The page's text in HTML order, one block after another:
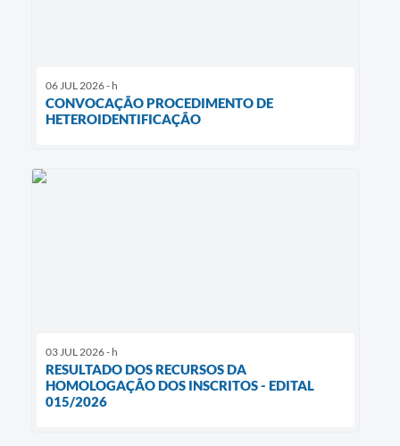
06 JUL 2026 - h
CONVOCAÇÃO PROCEDIMENTO DE
HETEROIDENTIFICAÇÃO
03 JUL 2026 - h
RESULTADO DOS RECURSOS DA
HOMOLOGAÇÃO DOS INSCRITOS - EDITAL
015/2026